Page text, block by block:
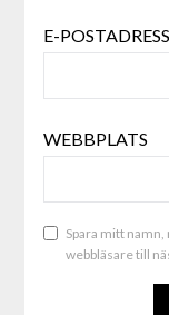
E-POSTADRESS
WEBBPLATS
Spara mitt
webbläsare till